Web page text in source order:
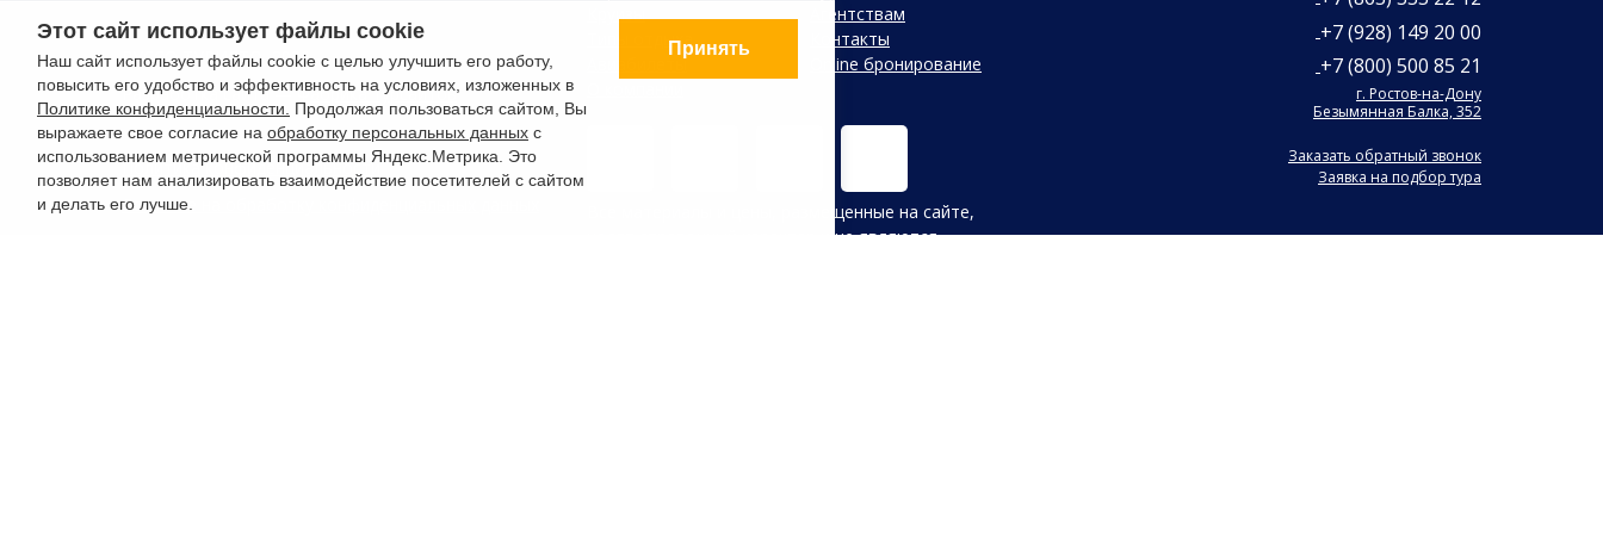
РУССО ТУРИСТО, 2026
Разработка сайта —Фабрика турсайтов
Политика конфиденциальности
Согласие на обработку конфиденциальных данных
Круизы
Типы отдыха
Авиабилеты
Агентствам
Контакты
Online бронирование
Все материалы и цены, размещенные на сайте,
носят справочный характер и не являются
+7 (928) 149 20 00
+7 (800) 500 85 21
г. Ростов-на-Дону
Безымянная Балка, 352
Заказать обратный звонок
Заявка на подбор тура
Этот сайт использует файлы cookie
Наш сайт использует файлы cookie с целью улучшить его работу,
повысить его удобство и эффективность на условиях, изложенных в
Политике конфиденциальности.
Продолжая пользоваться сайтом, Вы
выражаете свое согласие на обработку персональных данных с
использованием метрической программы Яндекс.Метрика. Это
позволяет нам анализировать взаимодействие посетителей с сайтом
и делать его лучше.
Принять